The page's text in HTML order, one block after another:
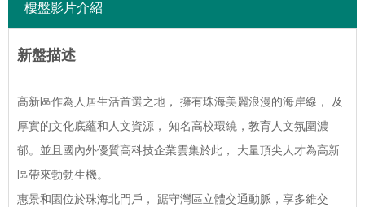
樓盤影片介紹
新盤描述
高新區作為人居生活首選之地， 擁有珠海美麗浪漫的海岸線， 及
厚實的文化底蘊和人文資源， 知名高校環繞，教育人文氛圍濃
郁。並且國內外優質高科技企業雲集於此， 大量頂尖人才為高新
區帶來勃勃生機。
惠景和園位於珠海北門戶， 踞守灣區立體交通動脈，享多維交